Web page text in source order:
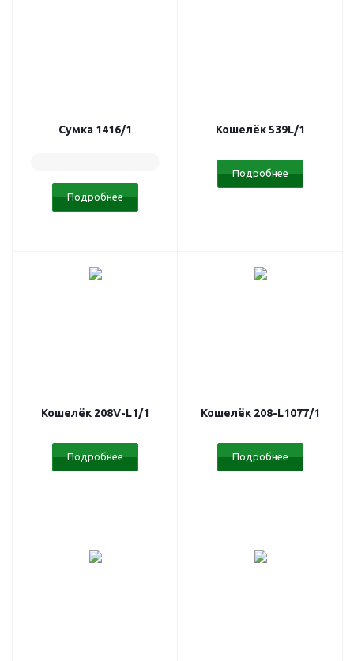
Сумка 1416/1
Подробнее
Кошелёк 539L/1
Подробнее
Кошелёк 208V-L1/1
Подробнее
Кошелёк 208-L1077/1
Подробнее